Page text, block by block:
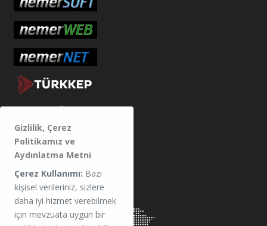
Gizlilik, Çerez
Politikamız ve
Aydınlatma Metni
Çerez Kullanımı: Bazı
kişisel verileriniz, sizlere
daha iyi hizmet verebilmek
için mevzuata uygun bir
MERKEZ